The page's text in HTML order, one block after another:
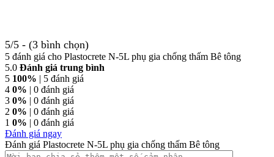
5/5 - (3 bình chọn)
5 đánh giá cho Plastocrete N-5L phụ gia chống thấm Bê tông
5.0 Đánh giá trung bình
5 100% | 5 đánh giá
4 0% | 0 đánh giá
3 0% | 0 đánh giá
2 0% | 0 đánh giá
1 0% | 0 đánh giá
Đánh giá ngay
Đánh giá Plastocrete N-5L phụ gia chống thấm Bê tông